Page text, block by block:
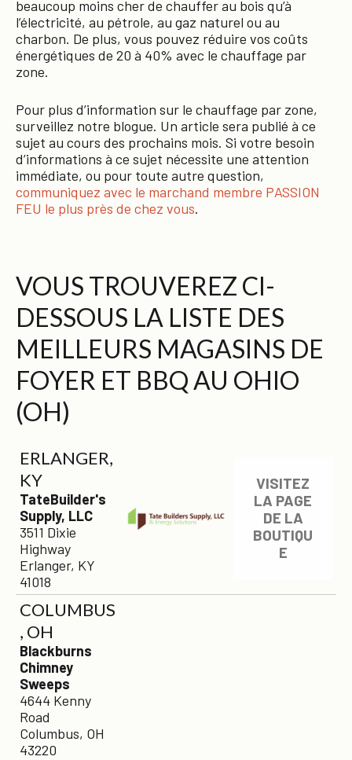
beaucoup moins cher de chauffer au bois qu’à
l’électricité, au pétrole, au gaz naturel ou au
charbon. De plus, vous pouvez réduire vos coûts
énergétiques de 20 à 40% avec le chauffage par
zone.
Pour plus d’information sur le chauffage par zone,
surveillez notre blogue. Un article sera publié à ce
sujet au cours des prochains mois. Si votre besoin
d’informations à ce sujet nécessite une attention
immédiate, ou pour toute autre question,
communiquez avec le marchand membre PASSION
FEU le plus près de chez vous.
VOUS TROUVEREZ CI-
DESSOUS LA LISTE DES
MEILLEURS MAGASINS DE
FOYER ET BBQ AU OHIO
(OH)
ERLANGER,
KY
TateBuilder's
Supply, LLC
3511 Dixie
Highway
Erlanger, KY
41018
VISITEZ
LA PAGE
DE LA
BOUTIQU
E
COLUMBUS
, OH
Blackburns
Chimney
Sweeps
4644 Kenny
Road
Columbus, OH
43220